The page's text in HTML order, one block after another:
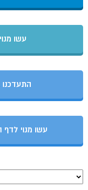
עשו
עשו מנוי לדף